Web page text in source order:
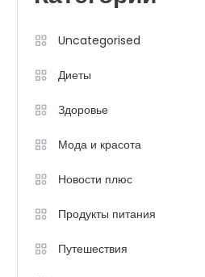
Uncategorised
Диеты
Здоровье
Мода и красота
Новости плюс
Продукты питания
Путешествия